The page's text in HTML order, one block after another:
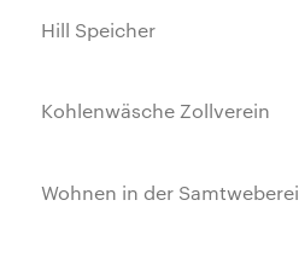
Hill Speicher
Kohlenwäsche Zollverein
Wohnen in der Samtweberei